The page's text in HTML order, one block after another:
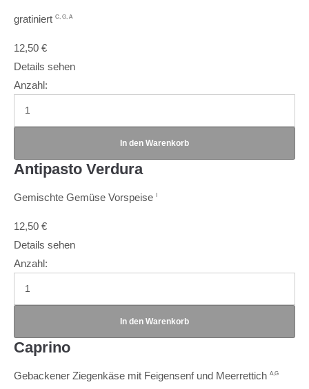
gratiniert C, G, A
12,50 €
Details sehen
Anzahl:
Antipasto Verdura
Gemischte Gemüse Vorspeise
12,50 €
Details sehen
Anzahl:
Caprino
Gebackener Ziegenkäse mit Feigensenf und Meerrettich A,G